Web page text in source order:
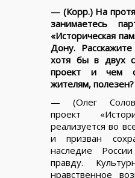
— (Корр.) На
занимаетесь
«Историческая
Дону.
хотя бы в двух
проект и чем
жителям, полезен?
— (Олег
проект
реализуется во
и призван
наследие
правду.
нравственное